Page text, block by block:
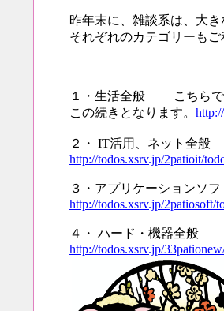
昨年末に、雑談系は、大き
それぞれのカテゴリーもご
１・生活全般 こちらで
この続きとなります。
２・ IT活用、ネット全般
http://todos.xsrv.jp/2patioit/
３・アプリケーションソフ
http://todos.xsrv.jp/2patiosoft/
４・ ハード・機器全般
http://todos.xsrv.jp/